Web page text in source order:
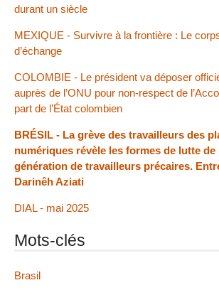
durant un siècle
MEXIQUE - Survivre à la frontière : Le
d’échange
COLOMBIE - Le président va déposer
auprès de l’ONU pour non-respect de
part de l’État colombien
BRÉSIL - La grève des travailleurs des
numériques révèle les formes de lutte de
génération de travailleurs précaires.
Darinêh Aziati
DIAL - mai 2025
Mots-clés
Brasil